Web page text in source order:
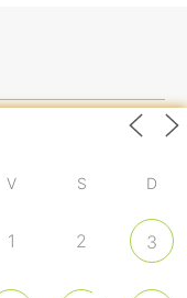
V S D
1 2 3